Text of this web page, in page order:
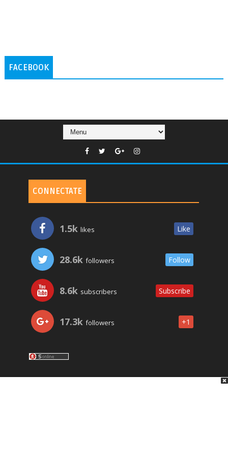
FACEBOOK
CONNECTATE
1.5k likes Like
28.6k followers Follow
8.6k subscribers Subscribe
17.3k followers +1